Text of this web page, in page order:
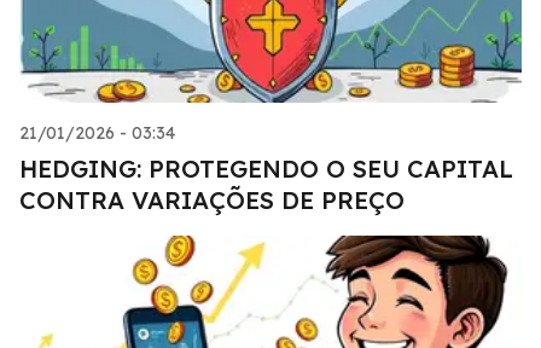
21/01/2026 - 03:34
HEDGING: PROTEGENDO O SEU CAPITAL
CONTRA VARIAÇÕES DE PREÇO